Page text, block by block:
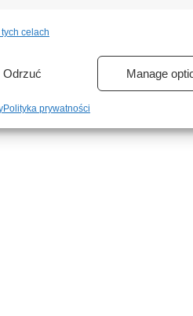
Łączenie różnych urządzeń,
przesyłanych automatycznie.
oszustwom i
reklam i treści,
celach
Odrzuć Manage
Polityka prywatności